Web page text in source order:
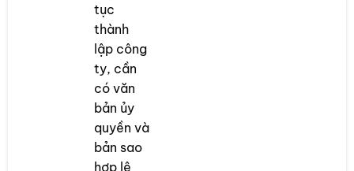
tục
thành
lập công
ty, cần
có văn
bản ủy
quyền và
bản sao
hợp lệ